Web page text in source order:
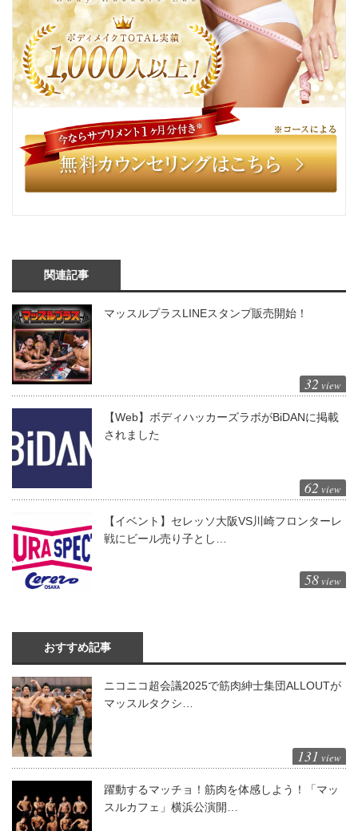
関連記事
マッスルプラスLINEスタンプ販売開始！
32 view
【Web】ボディハッカーズラボがBiDANに掲載
されました
62 view
【イベント】セレッソ大阪VS川崎フロンターレ
戦にビール売り子とし…
58 view
おすすめ記事
ニコニコ超会議2025で筋肉紳士集団ALLOUTが
マッスルタクシ…
131 view
躍動するマッチョ！筋肉を体感しよう！「マッ
スルカフェ」横浜公演開…